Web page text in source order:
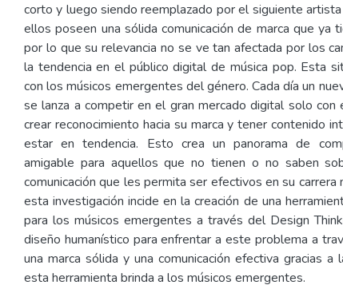
corto y luego siendo reemplazado por el siguiente
ellos poseen una sólida comunicación de marca que ya
por lo que su relevancia no se ve tan afectada por los
la tendencia en el público digital de música pop. Esta
con los músicos emergentes del género. Cada día un
se lanza a competir en el gran mercado digital solo
crear reconocimiento hacia su marca y tener contenido
estar en tendencia. Esto crea un panorama de
amigable para aquellos que no tienen o no saben
comunicación que les permita ser efectivos en su carrera
esta investigación incide en la creación de una
para los músicos emergentes a través del Design
diseño humanístico para enfrentar a este problema a
una marca sólida y una comunicación efectiva gracias a
esta herramienta brinda a los músicos emergentes.